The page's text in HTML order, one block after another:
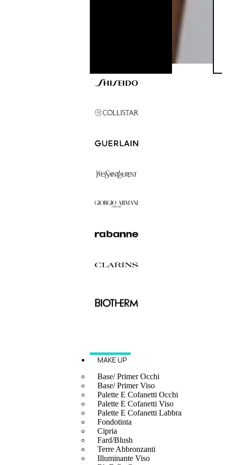
MAKE UP
Base/ Primer Occhi
Base/ Primer Viso
Palette E Cofanetti Occhi
Palette E Cofanetti Viso
Palette E Cofanetti Labbra
Fondotinta
Cipria
Fard/Blush
Terre Abbronzanti
Illuminante Viso